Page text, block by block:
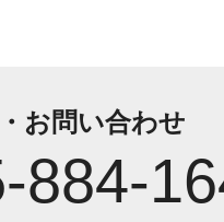
お問い合わせ